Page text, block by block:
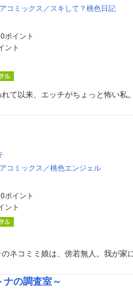
コミックス／スキして？桃色日記
ポイント
ント
て以来、エッチがちょっと怖い
コミックス／桃色エンジェル
ポイント
ント
ネコミミ娘は、傍若無人。我が家
の調査室～